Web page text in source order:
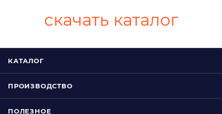
скачать каталог
КАТАЛОГ
ПРОИЗВОДСТВО
ПОЛЕЗНОЕ